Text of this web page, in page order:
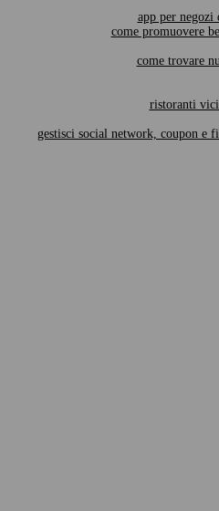
app per negozi
come promuovere
come trovare
ristoranti
gestisci social network, coupon e